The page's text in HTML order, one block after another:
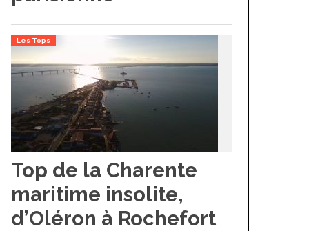
Les Tops
Top de la Charente
maritime insolite,
d’Oléron à Rochefort